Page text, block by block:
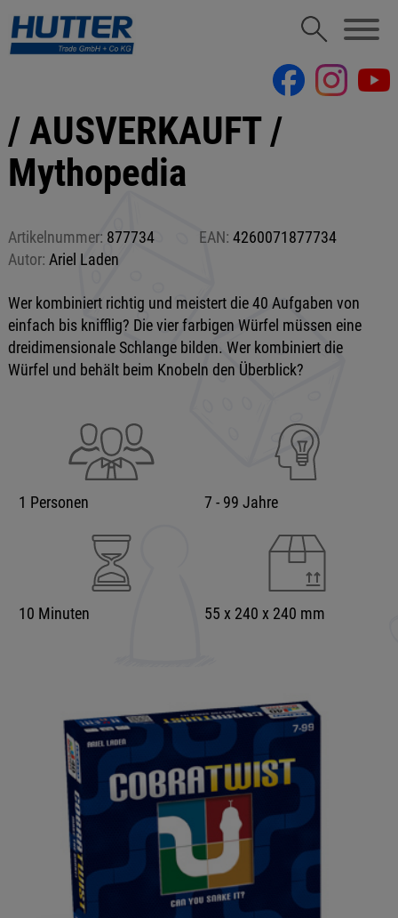
/ AUSVERKAUFT /
Mythopedia
Artikelnummer: 877734 EAN: 4260071877734
Autor: Ariel Laden
Wer kombiniert richtig und meistert die 40 Aufgaben von
einfach bis knifflig? Die vier farbigen Würfel müssen eine
dreidimensionale Schlange bilden. Wer kombiniert die
Würfel und behält beim Knobeln den Überblick?
1 Personen 7 - 99 Jahre
10 Minuten 55 x 240 x 240 mm